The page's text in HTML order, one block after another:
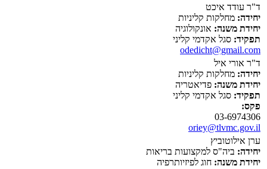
ד"ר עודד איכט
יחידה: מחלקות קליניות
יחידת משנה: אונקולוגיה
תפקיד: סגל אקדמי קליני
odedicht@gmail.com
ד"ר אורי איל
יחידה: מחלקות קליניות
יחידת משנה: פדיאטריה
תפקיד: סגל אקדמי קליני
פקס:
03-6974306
oriey@tlvmc.gov.il
ערן אילוטוביץ
יחידה: ביה"ס למקצועות בריאות
יחידת משנה: חוג לפיזיותרפיה